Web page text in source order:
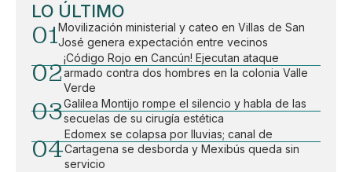
LO ÚLTIMO
01Movilización ministerial y cateo en Villas de San
José genera expectación entre vecinos
02
¡Código Rojo en Cancún! Ejecutan ataque
armado contra dos hombres en la colonia Valle
Verde
03Galilea Montijo rompe el silencio y habla de las
secuelas de su cirugía estética
04
Edomex se colapsa por lluvias; canal de
Cartagena se desborda y Mexibús queda sin
servicio